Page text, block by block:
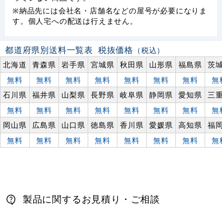
※納品先には会社名・店舗名などの屋号が必要になりま
す。個人宅への配送は行えません。
都道府県別送料一覧表 税抜価格 （税込）
北海道
青森県 岩手県 宮城県 秋田県 山形県 福島県
茨
無料
無料 無料 無料 無料 無料 無料
無
石川県
福井県 山梨県 長野県 岐阜県 静岡県 愛知県
三
無料
無料 無料 無料 無料 無料 無料
無
岡山県
広島県 山口県 徳島県 香川県 愛媛県 高知県
福
無料
無料 無料 無料 無料 無料 無料 無
製品に関するお見積り・ご相談